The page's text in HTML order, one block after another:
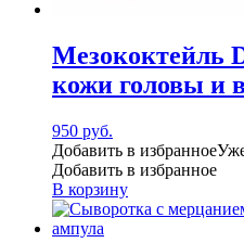
Мезококтейль
кожи головы и
950 руб.
Добавить в избранное
Добавить в избранное
В корзину